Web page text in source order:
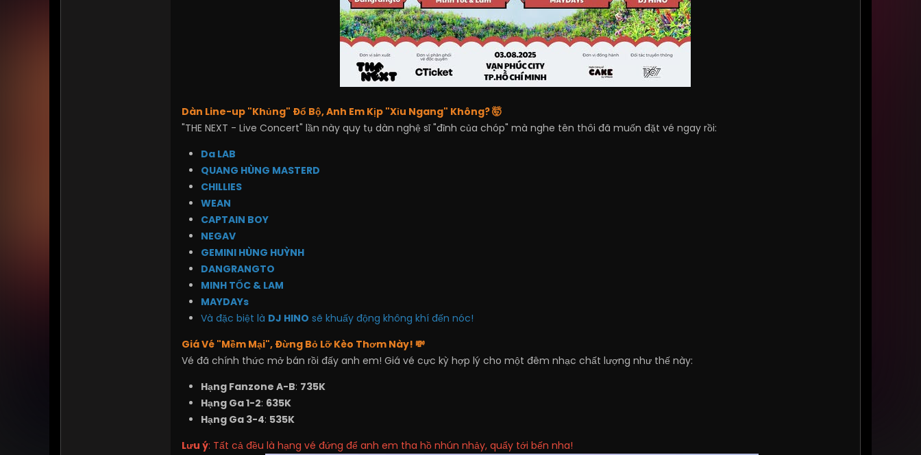
Dàn Line-up "Khủng" Đổ Bộ, Anh Em Kịp "Xỉu Ngang" Không?🤯
"THE NEXT - Live Concert" lần này quy tụ dàn nghệ sĩ "đỉnh của chóp" mà nghe tên thôi đã muốn đặt vé ngay rồi:
Da LAB
QUANG HÙNG MASTERD
CHILLIES
WEAN
CAPTAIN BOY
NEGAV
GEMINI HÙNG HUỲNH
DANGRANGTO
MINH TỐC & LAM
MAYDAYs
Và đặc biệt là DJ HINO sẽ khuấy động không khí đến nóc!
Giá Vé "Mềm Mại", Đừng Bỏ Lỡ Kèo Thơm Này! 💸
Vé đã chính thức mở bán rồi đấy anh em! Giá vé cực kỳ hợp lý cho một đêm nhạc chất lượng như thế này:
Hạng Fanzone A-B: 735K
Hạng Ga 1-2: 635K
Hạng Ga 3-4: 535K
Lưu ý: Tất cả đều là hạng vé đứng để anh em tha hồ nhún nhảy, quẩy tới bến nha!